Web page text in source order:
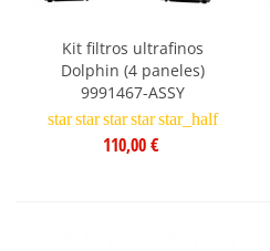
Kit filtros ultrafinos
Dolphin (4 paneles)
9991467-ASSY
star star star star star_half
110,00 €